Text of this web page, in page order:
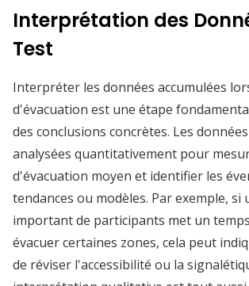
Interprétation des
Test
Interpréter les données accumulées
d'évacuation est une étape
des conclusions concrètes. Les
analysées quantitativement pour
d'évacuation moyen et identifier les
tendances ou modèles. Par exemple, si
important de participants met un
évacuer certaines zones, cela peut
de réviser l'accessibilité ou la